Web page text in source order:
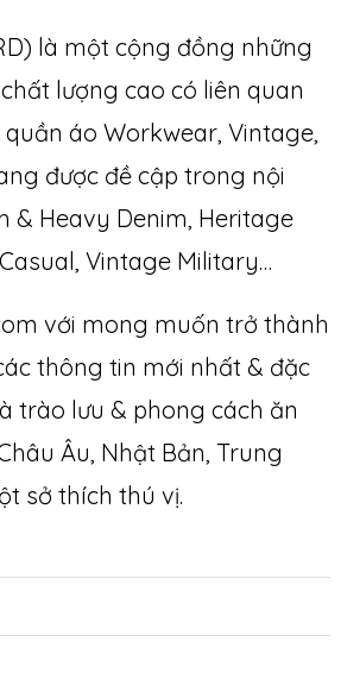
là một cộng đồng những
lượng cao có liên quan
áo Workwear, Vintage,
được đề cập trong nội
& Heavy Denim, Heritage
Vintage Military…
với mong muốn trở thành
thông tin mới nhất & đặc
trào lưu & phong cách ăn
Âu, Nhật Bản, Trung
sở thích thú vị.